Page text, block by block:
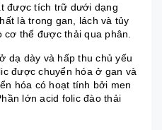
được tích trữ dưới dạng
là trong gan, lách và tủy
thể được thải qua phân.
dạ dày và hấp thu chủ yếu
được chuyển hóa ở gan và
hóa có hoạt tính bởi men
lớn acid folic đào thải